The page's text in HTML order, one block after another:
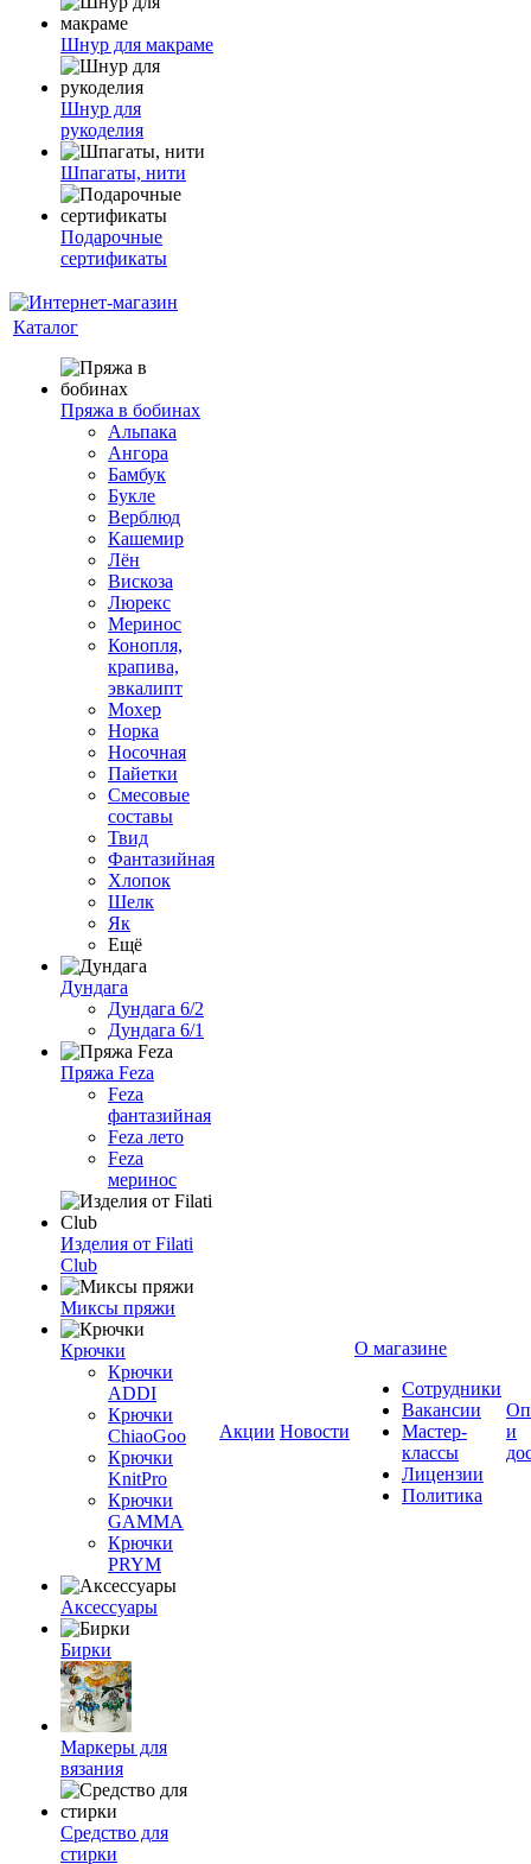
Шнур для макраме
Шнур для
рукоделия
Шпагаты, нити
Подарочные
сертификаты
Каталог
Пряжа в бобинах
Альпака
Ангора
Бамбук
Букле
Верблюд
Кашемир
Лён
Вискоза
Люрекс
Меринос
Конопля,
крапива,
эвкалипт
Мохер
Норка
Носочная
Пайетки
Смесовые
составы
Твид
Фантазийная
Хлопок
Шелк
Як
Ещё
Дундага
Дундага 6/2
Дундага 6/1
Пряжа Feza
Feza
фантазийная
Feza лето
Feza
меринос
Изделия от Filati
Club
Миксы пряжи
Крючки
Крючки
ADDI
Крючки
ChiaoGoo
Крючки
KnitPro
Крючки
GAMMA
Крючки
PRYM
Аксессуары
Бирки
Маркеры для
вязания
Средство для
стирки
Акции Новости
О магазине
Сотрудники
Вакансии
Мастер-
классы
Лицензии
Политика
и